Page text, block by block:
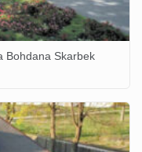
Bohdana Skarbek